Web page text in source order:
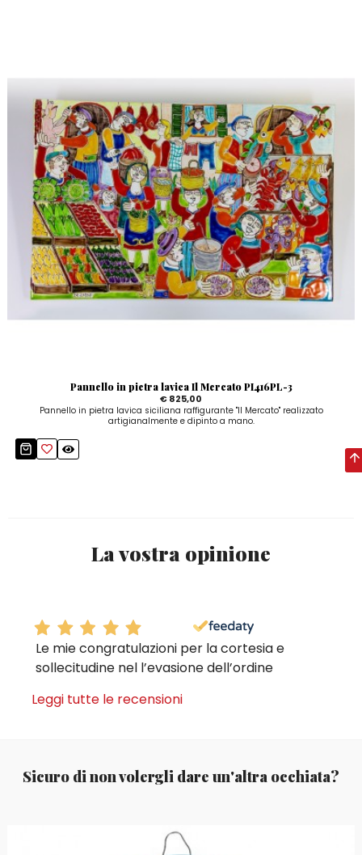
Pannello in pietra lavica Il Mercato PI416PL-3
€ 825,00
Pannello in pietra lavica siciliana raffigurante "Il Mercato" realizzato
artigianalmente e dipinto a mano.
La vostra opinione
Le mie congratulazioni per la cortesia e
sollecitudine nel l’evasione dell’ordine
Leggi tutte le recensioni
Sicuro di non volergli dare un'altra occhiata?